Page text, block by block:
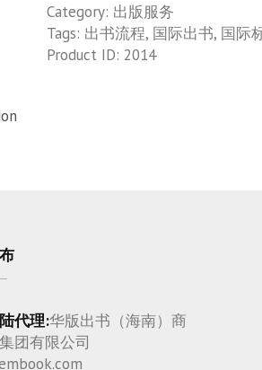
出
版
国
出
书
出
Category: 出版服务
Tags: 出书流程, 国际出书, 国际
Product ID: 2014
代理:华版出书（海南）商
团有限公司